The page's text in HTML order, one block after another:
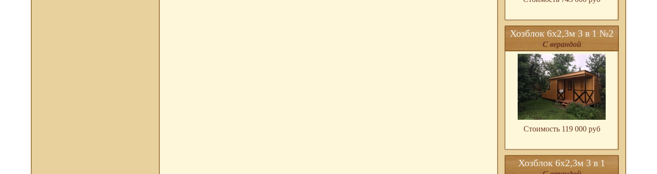
Хозблок 6х2,3м 3 в 1 №2
С верандой
Стоимость 119 000 pуб
Хозблок 6х2,3м 3 в 1